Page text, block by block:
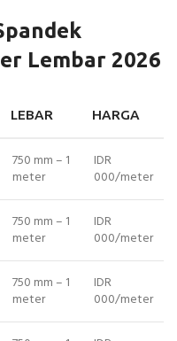
Lembar 2026
LEBAR HARGA
750 mm – 1
meter
IDR
000/meter
750 mm – 1
meter
IDR
000/meter
750 mm – 1
meter
IDR
000/meter